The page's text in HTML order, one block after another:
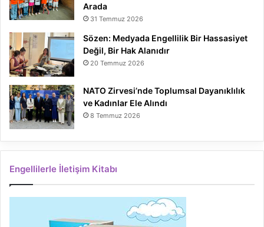
Arada
31 Temmuz 2026
Sözen: Medyada Engellilik Bir Hassasiyet
Değil, Bir Hak Alanıdır
20 Temmuz 2026
NATO Zirvesi’nde Toplumsal Dayanıklılık
ve Kadınlar Ele Alındı
8 Temmuz 2026
Engellilerle İletişim Kitabı